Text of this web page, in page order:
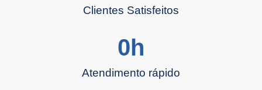
Clientes Satisfeitos
Atendimento rápido
0h